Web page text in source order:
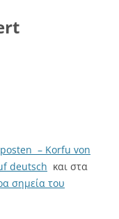
– Korfu von
deutsch και στα
σημεία του